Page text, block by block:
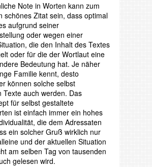
Note in Worten kann zum
schönes Zitat sein, dass optimal
aufgrund seiner
oder wegen einer
die den Inhalt des Textes
oder für die der Wortlaut eine
Bedeutung hat. Je näher
Familie kennt, desto
können solche selbst
Texte auch werden. Das
für selbst gestaltete
ist einfach immer ein hohes
die dem Adressaten
ein solcher Gruß wirklich nur
und der aktuellen Situation
am selben Tag von tausenden
gelesen wird.